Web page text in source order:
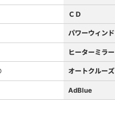
ＣＤ
パワーウィンド
ヒーターミラー
オートクルーズ
AdBlue